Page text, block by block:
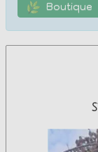
de livraison)
Boutique